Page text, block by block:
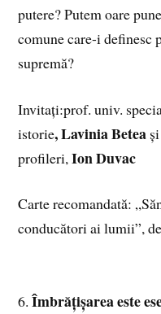
putere? Putem oare
comune care-i definesc
supremă?
Invitați:prof. univ.
istorie, Lavinia Betea
profileri, Ion Duvac
Carte recomandată:
conducători ai lumii”,
6. Îmbrățișarea este